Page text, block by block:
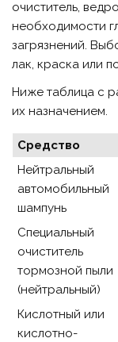
очиститель,
необходимости
загрязнений.
лак, краска или
Ниже таблица с
их назначением.
Средство
Нейтральный
автомобильный
шампунь
Специальный
очиститель
тормозной пыли
(нейтральный)
Кислотный или
кислотно-